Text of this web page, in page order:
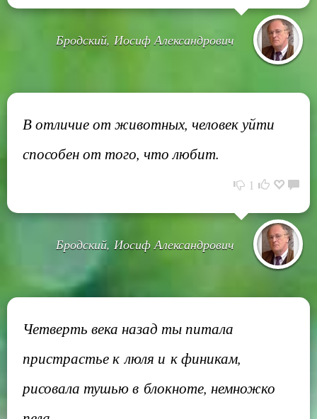
Бродский, Иосиф Александрович
В отличие от животных, человек уйти
способен от того, что любит.
1
Бродский, Иосиф Александрович
Четверть века назад ты питала
пристрастье к люля и к финикам,
рисовала тушью в блокноте, немножко